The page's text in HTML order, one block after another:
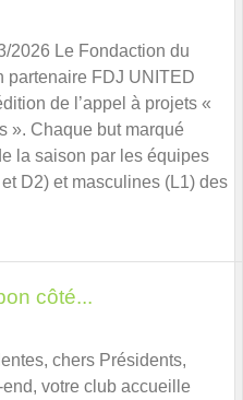
2026 Le Fondaction du
partenaire FDJ UNITED
de l’appel à projets «
». Chaque but marqué
la saison par les équipes
D2) et masculines (L1) des
côté...
chers Présidents,
votre club accueille